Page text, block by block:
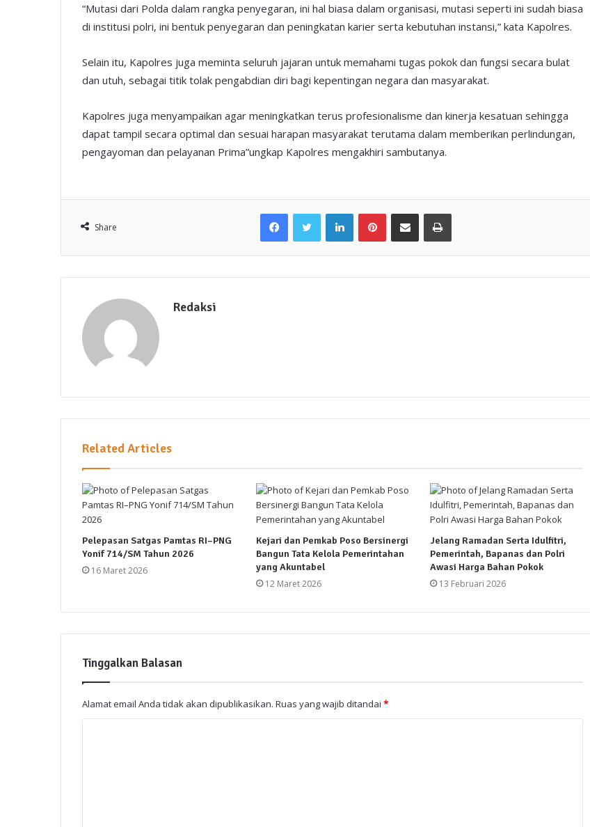
“Mutasi dari Polda dalam rangka penyegaran, ini hal biasa dalam organisasi, mutasi seperti ini sudah biasa
di institusi polri, ini bentuk penyegaran dan peningkatan karier serta kebutuhan instansi,” kata Kapolres.
Selain itu, Kapolres juga meminta seluruh jajaran untuk memahami tugas pokok dan fungsi secara bulat
dan utuh, sebagai titik tolak pengabdian diri bagi kepentingan negara dan masyarakat.
Kapolres juga menyampaikan agar meningkatkan terus profesionalisme dan kinerja kesatuan sehingga
dapat tampil secara optimal dan sesuai harapan masyarakat terutama dalam memberikan perlindungan,
pengayoman dan pelayanan Prima”ungkap Kapolres mengakhiri sambutanya.
Share
FacebookTwitter LinkedInPinterestShare via Email Print
Redaksi
Related Articles
Pelepasan Satgas Pamtas RI–PNG
Yonif 714/SM Tahun 2026
16 Maret 2026
Kejari dan Pemkab Poso Bersinergi
Bangun Tata Kelola Pemerintahan
yang Akuntabel
12 Maret 2026
Jelang Ramadan Serta Idulfitri,
Pemerintah, Bapanas dan Polri
Awasi Harga Bahan Pokok
13 Februari 2026
Tinggalkan Balasan
Alamat email Anda tidak akan dipublikasikan. Ruas yang wajib ditandai *